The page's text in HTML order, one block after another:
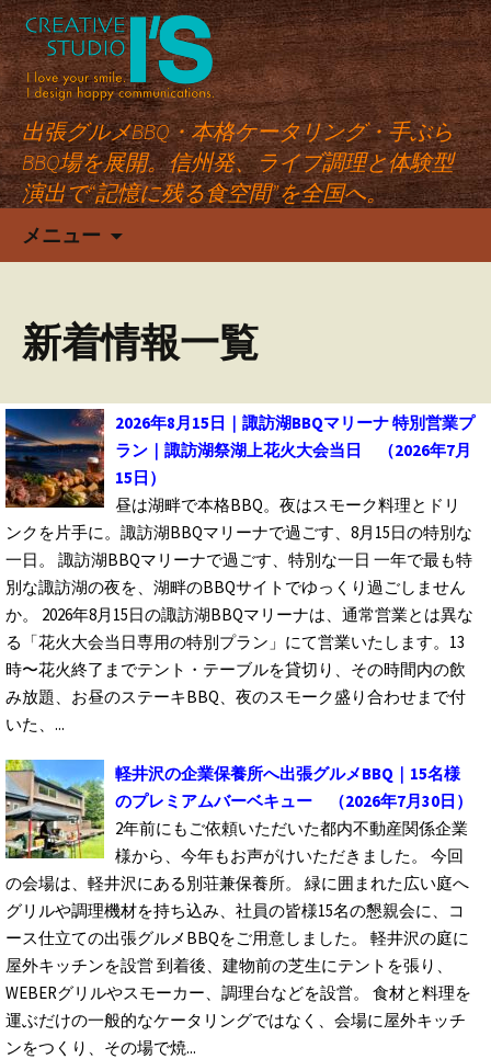
出張グルメBBQ・本格ケータリング・手ぶら
BBQ場を展開。信州発、ライブ調理と体験型
演出で“記憶に残る食空間”を全国へ。
メニュー
ツ
へ
キ
ッ
プ
新着情報一覧
2026年8月15日｜諏訪湖BBQマリーナ 特別営業プ
ラン｜諏訪湖祭湖上花火大会当日
（2026年7月
15日）
昼は湖畔で本格BBQ。夜はスモーク料理とドリ
ンクを片手に。諏訪湖BBQマリーナで過ごす、8月15日の特別な
一日。 諏訪湖BBQマリーナで過ごす、特別な一日 一年で最も特
別な諏訪湖の夜を、湖畔のBBQサイトでゆっくり過ごしません
か。 2026年8月15日の諏訪湖BBQマリーナは、通常営業とは異な
る「花火大会当日専用の特別プラン」にて営業いたします。13
時〜花火終了までテント・テーブルを貸切り、その時間内の飲
み放題、お昼のステーキBBQ、夜のスモーク盛り合わせまで付
いた、...
軽井沢の企業保養所へ出張グルメBBQ｜15名様
のプレミアムバーベキュー
（2026年7月30日）
2年前にもご依頼いただいた都内不動産関係企業
様から、今年もお声がけいただきました。 今回
の会場は、軽井沢にある別荘兼保養所。 緑に囲まれた広い庭へ
グリルや調理機材を持ち込み、社員の皆様15名の懇親会に、コ
ース仕立ての出張グルメBBQをご用意しました。 軽井沢の庭に
屋外キッチンを設営 到着後、建物前の芝生にテントを張り、
WEBERグリルやスモーカー、調理台などを設営。 食材と料理を
運ぶだけの一般的なケータリングではなく、会場に屋外キッチ
ンをつくり、その場で焼...